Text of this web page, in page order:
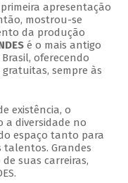
apresentação
mostrou-se
da produção
é o mais antigo
oferecendo
sempre às
existência, o
a diversidade no
espaço tanto para
Grandes
suas carreiras,